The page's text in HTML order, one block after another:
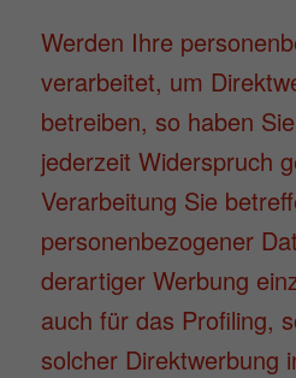
Werden Ihre
verarbeitet, um
betreiben, so haben
jederzeit Widerspruch
Verarbeitung Sie
personenbezogener
derartiger Werbung
auch für das Profiling,
solcher Direktwerbung